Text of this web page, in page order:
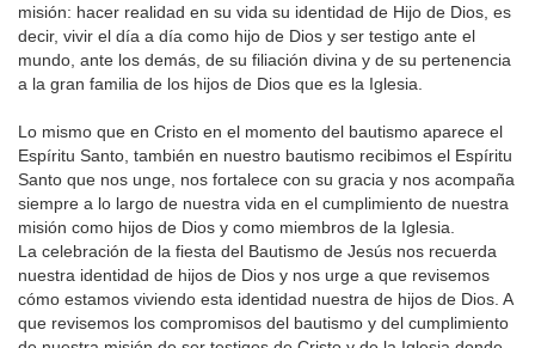
misión: hacer realidad en su vida su identidad de Hijo de Dios, es
decir, vivir el día a día como hijo de Dios y ser testigo ante el
mundo, ante los demás, de su filiación divina y de su pertenencia
a la gran familia de los hijos de Dios que es la Iglesia.
Lo mismo que en Cristo en el momento del bautismo aparece el
Espíritu Santo, también en nuestro bautismo recibimos el Espíritu
Santo que nos unge, nos fortalece con su gracia y nos acompaña
siempre a lo largo de nuestra vida en el cumplimiento de nuestra
misión como hijos de Dios y como miembros de la Iglesia.
La celebración de la fiesta del Bautismo de Jesús nos recuerda
nuestra identidad de hijos de Dios y nos urge a que revisemos
cómo estamos viviendo esta identidad nuestra de hijos de Dios. A
que revisemos los compromisos del bautismo y del cumplimiento